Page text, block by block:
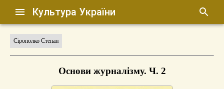
Культура України
Сірополко Степан
Основи журналізму. Ч. 2